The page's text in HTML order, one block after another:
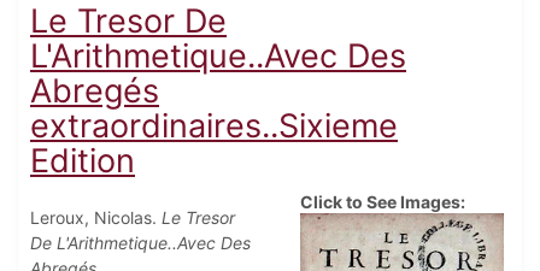
Le Tresor De
L'Arithmetique..Avec Des
Abregés
extraordinaires..Sixieme
Edition
Leroux, Nicolas. Le Tresor
De L'Arithmetique..Avec Des
Click to See Images: